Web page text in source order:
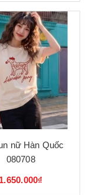
nữ Hàn Quốc
080708
1.650.000₫